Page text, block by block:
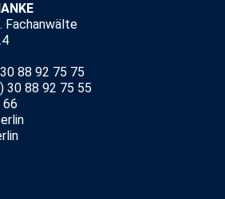
Fachanwälte
88 92 75 75
30 88 92 75 55
66